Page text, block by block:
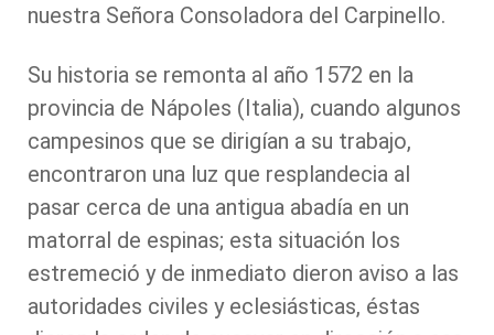
nuestra Señora Consoladora del Carpinello.
Su historia se remonta al año 1572 en la
provincia de Nápoles (Italia), cuando algunos
campesinos que se dirigían a su trabajo,
encontraron una luz que resplandecia al
pasar cerca de una antigua abadía en un
matorral de espinas; esta situación los
estremeció y de inmediato dieron aviso a las
autoridades civiles y eclesiásticas, éstas